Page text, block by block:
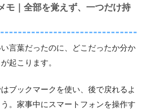
モ｜全部を覚えず、一つだけ持
言葉だったのに、どこだったか分か
起こります。
ブックマークを使い、後で戻れるよ
。家事中にスマートフォンを操作す